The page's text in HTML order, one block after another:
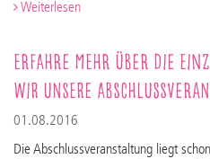
Weiterlesen
Erfahre mehr über die
wir unsere
01.08.2016
Die Abschlussveranstaltung liegt